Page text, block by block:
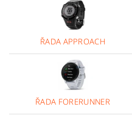
ŘADA APPROACH
ŘADA FORERUNNER